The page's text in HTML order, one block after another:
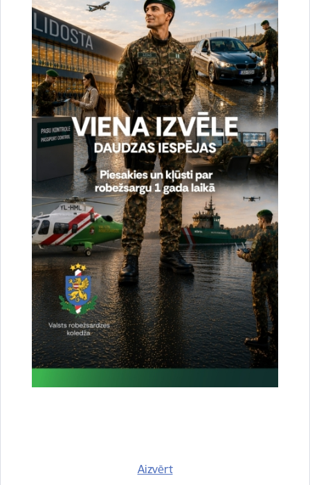
Aizvērt
Rēzeknes novada pašvaldība, Atbrīvošanas aleja
95a, Rēzekne
Dalība Austrumlatgales reģionālajā
profesionālās un augstākās izglītības
iestāžu izstādē “Izglītība un Karjera 2023”
Jebkurš interesents varēs iepazīties ar robežsarga
profesijas specifiku un izglītības iespējām Valsts
robežsardzes koledžā, apskatīt…
Izglītība
Datums
28. aprīlis, 2023